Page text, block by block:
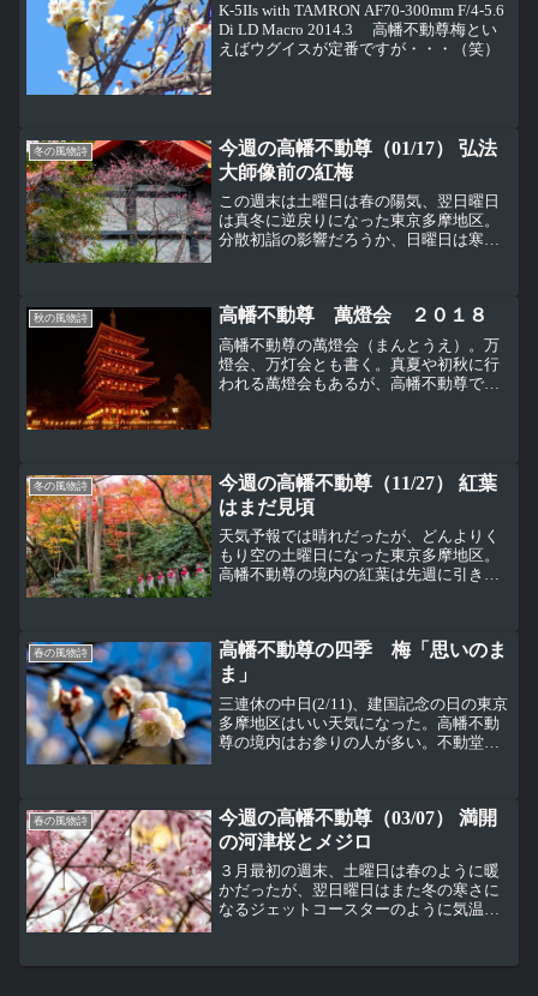
K-5IIs with TAMRON AF70-300mm F/4-5.6
Di LD Macro 2014.3 高幡不動尊梅とい
えばウグイスが定番ですが・・・（笑）
冬の風物詩
今週の高幡不動尊（01/17） 弘法
大師像前の紅梅
この週末は土曜日は春の陽気、翌日曜日
は真冬に逆戻りになった東京多摩地区。
分散初詣の影響だろうか、日曜日は寒く
弘法大師像前の紅梅。...
秋の風物詩 高幡不動尊 萬燈会 ２０１８
高幡不動尊の萬燈会（まんとうえ）。万
燈会、万灯会とも書く。真夏や初秋に行
われる萬燈会もあるが、高幡不動尊では
冬の風物詩
今週の高幡不動尊（11/27） 紅葉
はまだ見頃
天気予報では晴れだったが、どんよりく
もり空の土曜日になった東京多摩地区。
高幡不動尊の境内の紅葉は先週に引き続
ちてしまった木があるの...
春の風物詩
高幡不動尊の四季 梅「思いのま
ま」
三連休の中日(2/11)、建国記念の日の東京
多摩地区はいい天気になった。高幡不動
尊の境内はお参りの人が多い。不動堂は
塔前の梅 思いの...
春の風物詩
今週の高幡不動尊（03/07） 満開
の河津桜とメジロ
３月最初の週末、土曜日は春のように暖
かだったが、翌日曜日はまた冬の寒さに
なるジェットコースターのように気温が
なっていた。 この河津桜が満開になると